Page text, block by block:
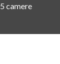
5 camere